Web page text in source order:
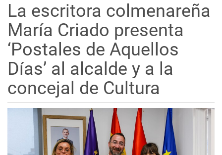
La escritora colmenareña
María Criado presenta
‘Postales de Aquellos
Días’ al alcalde y a la
concejal de Cultura